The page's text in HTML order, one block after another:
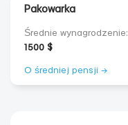
Pakowarka
Średnie wynagrodzenie:
1500 $
O średniej pensji →